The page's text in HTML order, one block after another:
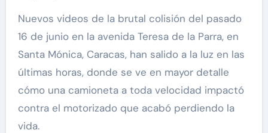
Nuevos videos de la brutal colisión del pasado
16 de junio en la avenida Teresa de la Parra, en
Santa Mónica, Caracas, han salido a la luz en las
últimas horas, donde se ve en mayor detalle
cómo una camioneta a toda velocidad impactó
contra el motorizado que acabó perdiendo la
vida.